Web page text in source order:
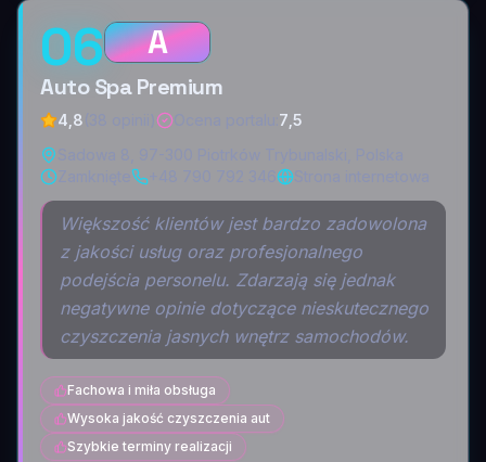
06 A
Auto Spa Premium
4,8
7,5
Większość klientów jest bardzo zadowolona
z jakości usług oraz profesjonalnego
podejścia personelu. Zdarzają się jednak
negatywne opinie dotyczące nieskutecznego
czyszczenia jasnych wnętrz samochodów.
Fachowa i miła obsługa
Wysoka jakość czyszczenia aut
Szybkie terminy realizacji